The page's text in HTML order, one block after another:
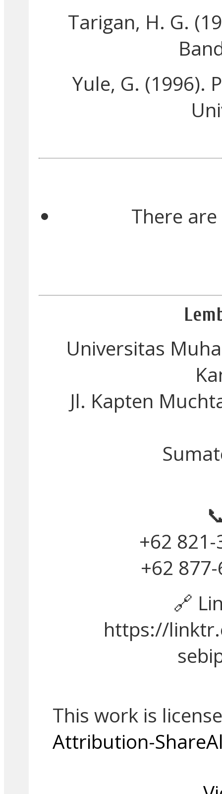
Tarigan, H. G.
Yule, G. (1996).
There
Universitas
Jl. Kapten
+62
+62
🔗
https://
This work is
Attribution-